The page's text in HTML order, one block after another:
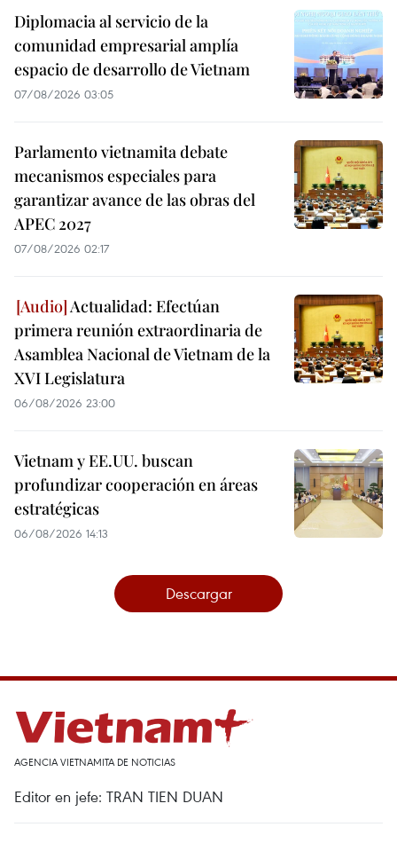
Diplomacia al servicio de la
comunidad empresarial amplía
espacio de desarrollo de Vietnam
07/08/2026 03:05
Parlamento vietnamita debate
mecanismos especiales para
garantizar avance de las obras del
APEC 2027
07/08/2026 02:17
Actualidad: Efectúan
primera reunión extraordinaria de
Asamblea Nacional de Vietnam de la
XVI Legislatura
06/08/2026 23:00
Vietnam y EE.UU. buscan
profundizar cooperación en áreas
estratégicas
06/08/2026 14:13
Descargar
AGENCIA VIETNAMITA DE NOTICIAS
Editor en jefe: TRAN TIEN DUAN